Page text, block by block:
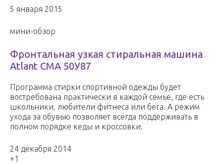
5 января 2015
мини-обзор
Фронтальная узкая стиральная машина
Atlant СМА 50У87
Программа стирки спортивной одежды будет
востребована практически в каждой семье, где есть
школьники, любители фитнеса или бега. А режим
ухода за обувью позволяет всегда поддерживать в
полном порядке кеды и кроссовки.
24 декабря 2014
+1